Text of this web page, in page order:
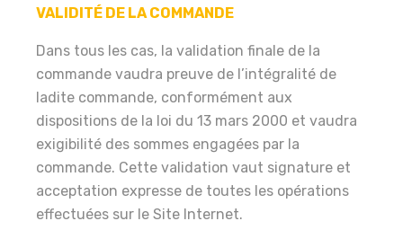
VALIDITÉ DE LA COMMANDE
Dans tous les cas, la validation finale de la
commande vaudra preuve de l’intégralité de
ladite commande, conformément aux
dispositions de la loi du 13 mars 2000 et vaudra
exigibilité des sommes engagées par la
commande. Cette validation vaut signature et
acceptation expresse de toutes les opérations
effectuées sur le Site Internet.